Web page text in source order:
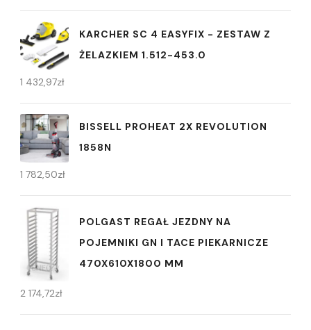
KARCHER SC 4 EASYFIX - ZESTAW Z
ŻELAZKIEM 1.512-453.0
1 432,97zł
BISSELL PROHEAT 2X REVOLUTION
1858N
1 782,50zł
POLGAST REGAŁ JEZDNY NA
POJEMNIKI GN I TACE PIEKARNICZE
470X610X1800 MM
2 174,72zł